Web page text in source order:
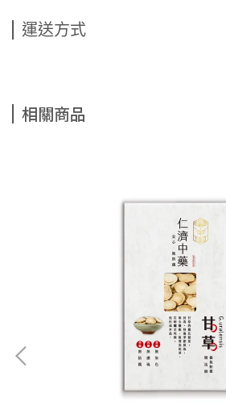
運送方式
相關商品